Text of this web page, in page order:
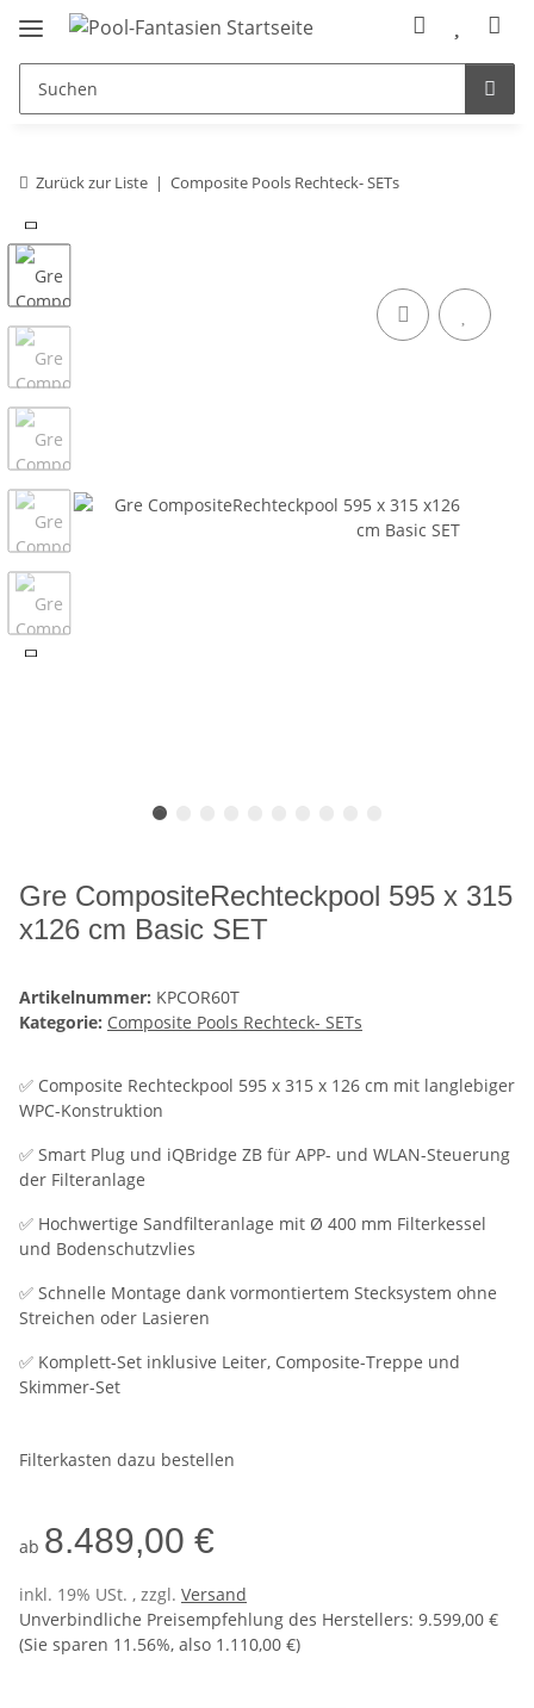
Zurück zur Liste Composite Pools Rechteck- SETs
Gre CompositeRechteckpool 595 x 315
x126 cm Basic SET
Artikelnummer: KPCOR60T
Kategorie: Composite Pools Rechteck- SETs
✅ Composite Rechteckpool 595 x 315 x 126 cm mit langlebiger
WPC-Konstruktion
✅ Smart Plug und iQBridge ZB für APP- und WLAN-Steuerung
der Filteranlage
✅ Hochwertige Sandfilteranlage mit Ø 400 mm Filterkessel
und Bodenschutzvlies
✅ Schnelle Montage dank vormontiertem Stecksystem ohne
Streichen oder Lasieren
✅ Komplett-Set inklusive Leiter, Composite-Treppe und
Skimmer-Set
Filterkasten dazu bestellen
ab 8.489,00 €
inkl. 19% USt. , zzgl. Versand
Unverbindliche Preisempfehlung des Herstellers: 9.599,00 €
(Sie sparen 11.56%, also 1.110,00 €)